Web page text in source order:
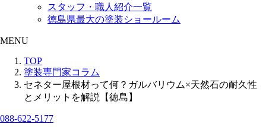
スタッフ・職人紹介一覧
徳島県最大の塗装ショールーム
MENU
TOP
塗装専門家コラム
セネター屋根材って何？ガルバリウム×天然石の耐久性
とメリットを解説【徳島】
088-622-5177